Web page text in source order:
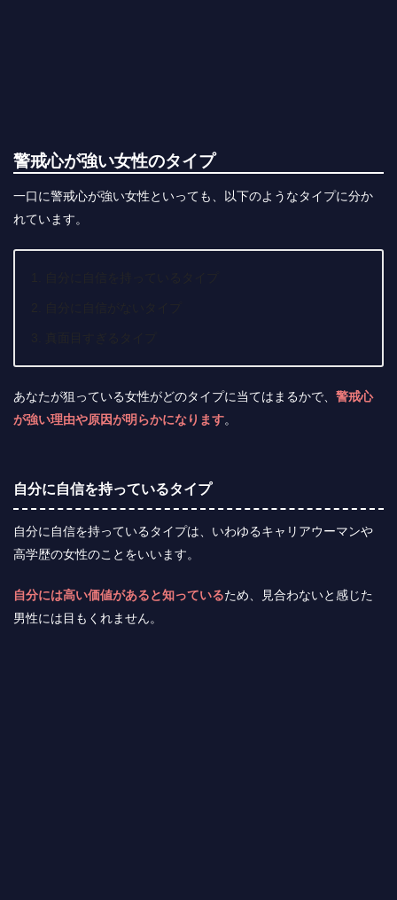
警戒心が強い女性のタイプ
一口に警戒心が強い女性といっても、以下のようなタイプに分か
れています。
あなたが狙っている女性がどのタイプに当てはまるかで、 警戒心
が強い理由や原因が明らかになります。
自分に自信を持っているタイプ
自分に自信を持っているタイプは、いわゆるキャリアウーマンや
高学歴の女性のことをいいます。
自分には高い価値があると知っているため、見合わないと感じた
男性には目もくれません。